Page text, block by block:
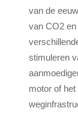
van de
van CO2
stimuleren
motor of